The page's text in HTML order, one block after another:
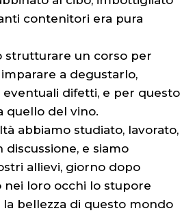
contenitori era pura
strutturare un corso per
imparare a degustarlo,
difetti, e per questo
quello del vino.
abbiamo studiato, lavorato,
discussione, e siamo
allievi, giorno dopo
nei loro occhi lo stupore
la bellezza di questo mondo